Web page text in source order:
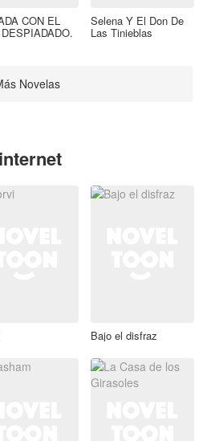
CON EL Selena Y El Don De
Las Tinieblas
Novelas
Bajo el disfraz